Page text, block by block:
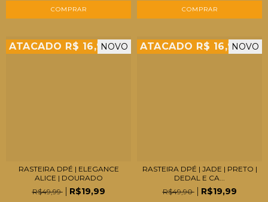
COMPRAR COMPRAR
ATACADO R$ 16,99NOVO
RASTEIRA DPÉ | ELEGANCE
ALICE | DOURADO
R$49,99
R$19,99
ATACADO R$ 16,99NOVO
RASTEIRA DPÉ | JADE | PRETO |
DEDAL E CA...
R$49,90
R$19,99